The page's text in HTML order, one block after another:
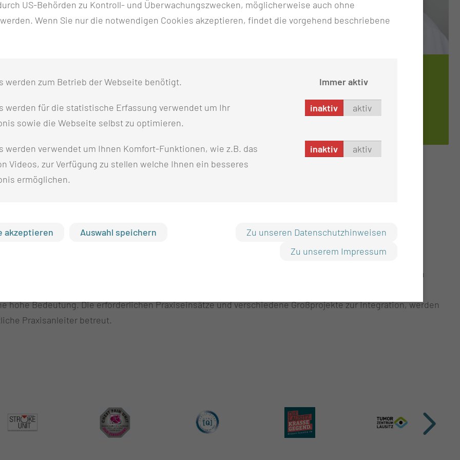
JEAN­NI­NE THI­NI­US
DIESES PFLEGEBEREICHS?
die nur ein paar Tage im Krankenhaus bleiben.
von Patientinnen und Patienten einzugehen, die
Die Patientinnen und Patienten bleiben höchstens
über das Wochenende bleiben, so wird er auf
Patientinnen und Patienten der Fachbereiche
Pflegeteam unterstützen wir diese Arbeit.
Sie mit patientenorientierter und aktivierender Pflege.
UNSERE MITARBEITERINNEN UND MITARBEITER?
Qualifikationen und Professionen zusammen
die Betreuung und Organisation des Aufenthaltes eines Patienten, dass von der Aufnahme bis zur
gegeben wird und sie, für diese und seine Angehörigen ein fester Ansprechpartner ist.
oder ein Trainer erfolgt regelmäßig (Kinästhetik ist die Lehre von der Bewegungsempfindung und ein
hohe Bedeutung. Die erforderlichen Praxiseinsätze und verschiedene Großprojekte zur Integration, werden
Praxisanleiter betreut.
US-Behörden zu Kontroll- und Überwachungszwecken, möglicherweise auch ohne
Wenn Sie nur die notwendigen Cookies akzeptieren, findet die vorgehend beschriebene
werden zum Betrieb der Webseite benötigt. Immer aktiv
werden für die statistische Erfassung verwendet um Ihr
sowie die Webseite selbst zu optimieren.
inaktiv aktiv
werden verwendet um Ihnen Komfort-Funktionen, wie z.B. das
Videos, zur Verfügung zu stellen welche Ihnen ein besseres
ermöglichen.
inaktiv aktiv
akzeptieren Auswahl speichern
Zu unseren Datenschutzhinweisen
Zu unserem Impressum